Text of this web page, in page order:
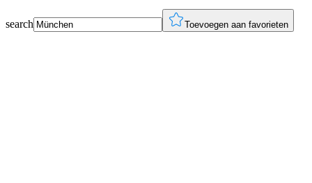
search Toevoegen aan favorieten